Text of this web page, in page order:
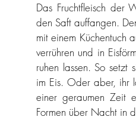
Das Fruchtfleisch der
den Saft auffangen.
mit einem Küchentuch
verrühren und in
ruhen lassen. So setzt
im Eis. Oder aber, ihr
einer geraumen Zeit
Formen über Nacht in